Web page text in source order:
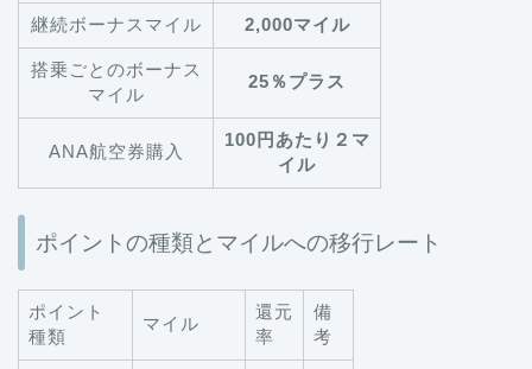
継続ボーナスマイル 2,000マイル
搭乗ごとのボーナス
マイル
25％プラス
ANA航空券購入
100円あたり２マ
イル
ポイントの種類とマイルへの移行レート
ポイント
種類
マイル
還元
率
備
考